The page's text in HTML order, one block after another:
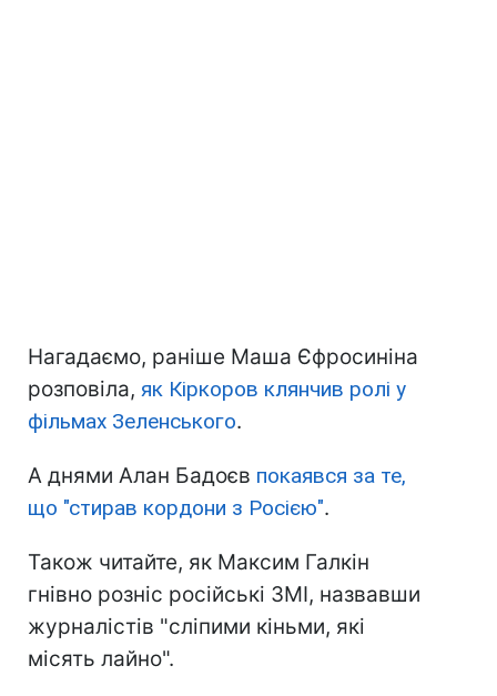
Нагадаємо, раніше Маша Єфросиніна
розповіла, як Кіркоров клянчив ролі у
фільмах Зеленського.
А днями Алан Бадоєв покаявся за те,
що "стирав кордони з Росією".
Також читайте, як Максим Галкін
гнівно розніс російські ЗМІ, назвавши
журналістів "сліпими кіньми, які
місять лайно".